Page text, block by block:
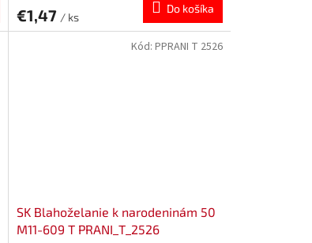
€1,47 / ks
Do košíka
SK Blahoželanie k narodeninám 50
M11-609 T PRANI_T_2526
Kód: PPRANI T 2526